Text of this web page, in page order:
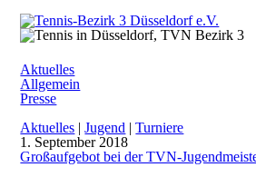
Aktuelles
Allgemein
Presse
Aktuelles |Jugend |Turniere
1. September 2018
Großaufgebot bei der TVN-